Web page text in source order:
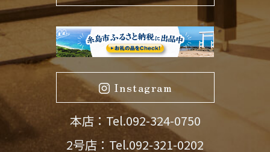
Instagram
本店：Tel.092-324-0750
​​​​​​​2号店：Tel.092-321-0202